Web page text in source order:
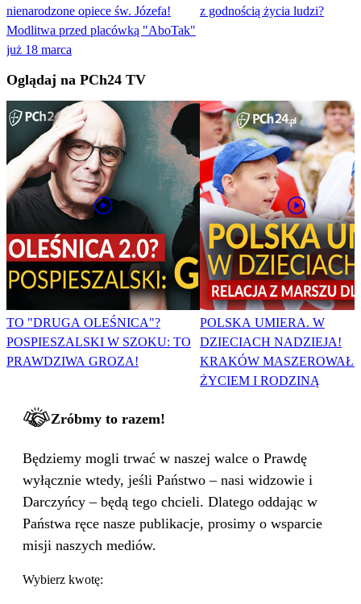
nienarodzone opiece św. Józefa!
Modlitwa przed placówką "AboTak"
już 18 marca
z godnością życia ludzi?
Oglądaj na PCh24 TV
TO "DRUGA OLEŚNICA"?
POSPIESZALSKI W SZOKU: TO
PRAWDZIWA GROZA!
POLSKA UMIERA. W
DZIECIACH NADZIEJA!
KRAKÓW MASZEROWAŁ
ŻYCIEM I RODZINĄ
Zróbmy to razem!
Będziemy mogli trwać w naszej walce o Prawdę
wyłącznie wtedy, jeśli Państwo – nasi widzowie i
Darczyńcy – będą tego chcieli. Dlatego oddając w
Państwa ręce nasze publikacje, prosimy o wsparcie
misji naszych mediów.
Wybierz kwotę: